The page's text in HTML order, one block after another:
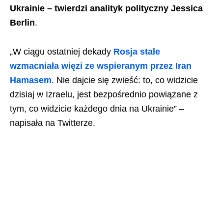
Ukrainie – twierdzi analityk polityczny Jessica
Berlin.
„W ciągu ostatniej dekady Rosja stale
wzmacniała więzi ze wspieranym przez Iran
Hamasem. Nie dajcie się zwieść: to, co widzicie
dzisiaj w Izraelu, jest bezpośrednio powiązane z
tym, co widzicie każdego dnia na Ukrainie” –
napisała na Twitterze.